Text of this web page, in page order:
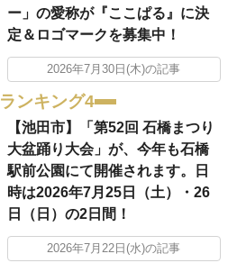
ー」の愛称が『ここぱる』に決
定＆ロゴマークを募集中！
2026年7月30日(木)の記事
ランキング4
【池田市】「第52回 石橋まつり
大盆踊り大会」が、今年も石橋
駅前公園にて開催されます。日
時は2026年7月25日（土）・26
日（日）の2日間！
2026年7月22日(水)の記事